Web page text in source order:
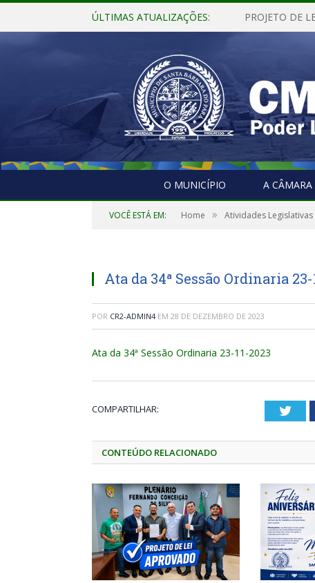
ÚLTIMAS ATUALIZAÇÕES:
O MUNICÍPIO A CÂMARA
VOCÊ ESTÁ EM: Home » Atividades Legislativas
Ata da 34ª Sessão Ordinaria 23-
POR CR2-ADMIN4 EM 28 DE DEZEMBRO DE 2023
Ata da 34ª Sessão Ordinaria 23-11-2023
COMPARTILHAR:
CONTEÚDO RELACIONADO